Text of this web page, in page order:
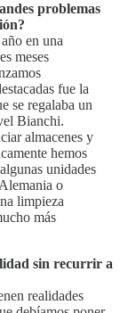
problemas
en una
meses
fue la
se regalaba un
Bianchi.
almacenes y
hemos
unidades
o
limpieza
más
sin recurrir a
realidades